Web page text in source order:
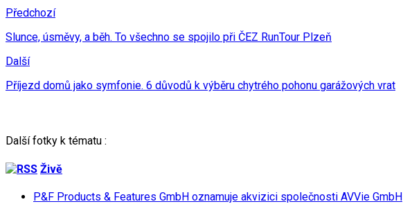
Předchozí
Slunce, úsměvy, a běh. To všechno se spojilo při ČEZ RunTour Plzeň
Další
Příjezd domů jako symfonie. 6 důvodů k výběru chytrého pohonu garážových vrat
Další fotky k tématu :
Živě
P&F Products & Features GmbH oznamuje akvizici společnosti AVVie GmbH